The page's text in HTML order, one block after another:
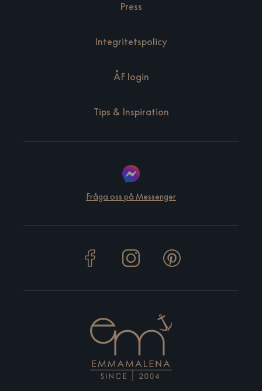
Press
Integritetspolicy
ÅF login
Tips & Inspiration
Fråga oss på Messenger